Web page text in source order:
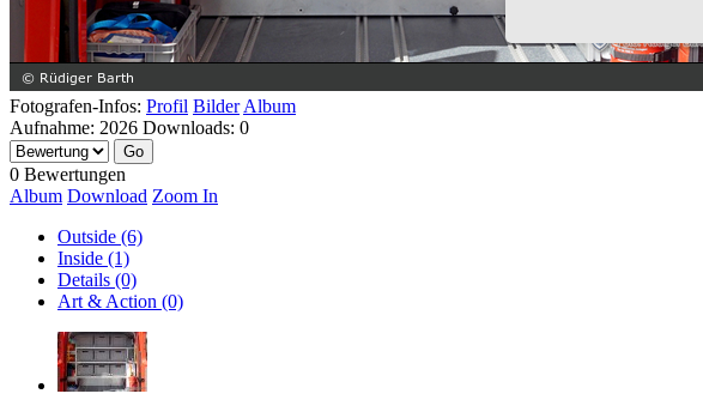
Fotografen-Infos: Profil Bilder Album
Aufnahme: 2026 Downloads: 0
0 Bewertungen
Album Download Zoom In
Outside (6)
Inside (1)
Details (0)
Art & Action (0)